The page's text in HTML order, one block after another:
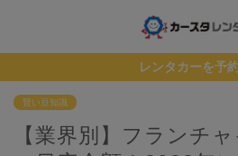
レンタカーを予
賢い豆知識
【業界別】フランチ